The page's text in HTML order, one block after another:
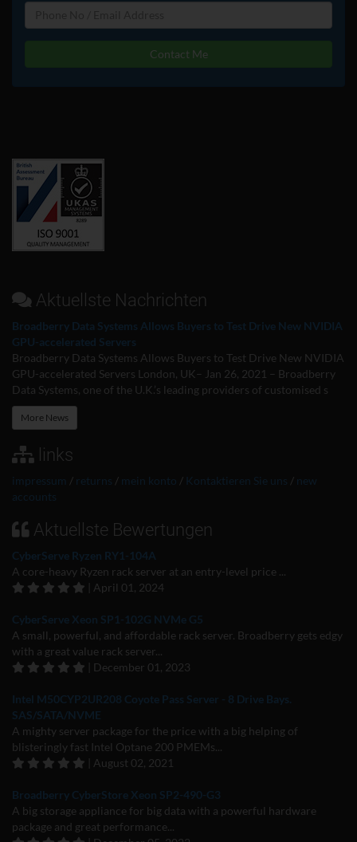
Contact Me
Aktuellste Nachrichten
Broadberry Data Systems Allows Buyers to Test Drive New NVIDIA
GPU-accelerated Servers
Broadberry Data Systems Allows Buyers to Test Drive New NVIDIA
GPU-accelerated Servers London, UK– Jan 26, 2021 – Broadberry
Data Systems, one of the U.K.’s leading providers of customised s
More News
links
impressum / returns / mein konto / Kontaktieren Sie uns / new
accounts
Aktuellste Bewertungen
CyberServe Ryzen RY1-104A
A core-heavy Ryzen rack server at an entry-level price ...
| April 01, 2024
CyberServe Xeon SP1-102G NVMe G5
A small, powerful, and affordable rack server. Broadberry gets edgy
with a great value rack server...
| December 01, 2023
Intel M50CYP2UR208 Coyote Pass Server - 8 Drive Bays.
SAS/SATA/NVME
A mighty server package for the price with a big helping of
blisteringly fast Intel Optane 200 PMEMs...
| August 02, 2021
Broadberry CyberStore Xeon SP2-490-G3
A big storage appliance for big data with a powerful hardware
package and great performance...